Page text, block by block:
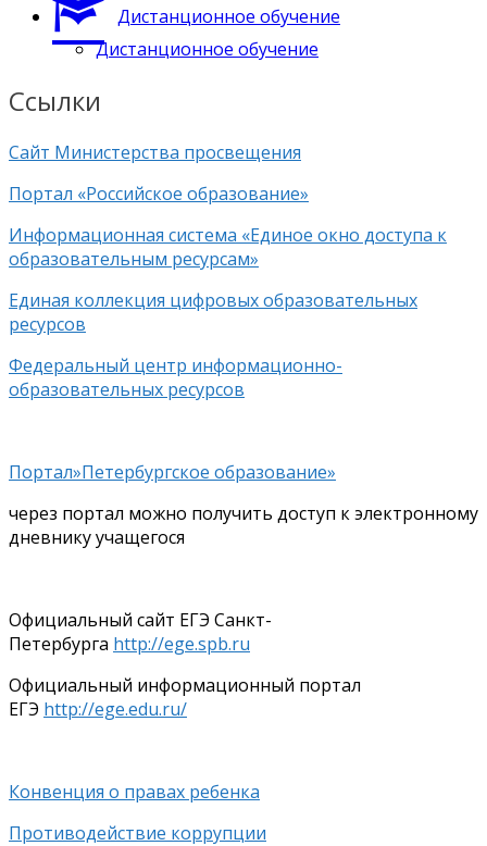
Дистанционное обучение
Дистанционное обучение
Ссылки
Сайт Министерства просвещения
Портал «Российское образование»
Информационная система «Единое окно доступа к
образовательным ресурсам»
Единая коллекция цифровых образовательных
ресурсов
Федеральный центр информационно-
образовательных ресурсов
Портал»Петербургское образование»
через портал можно получить доступ к электронному
дневнику учащегося
Официальный сайт ЕГЭ Санкт-
Петербурга http://ege.spb.ru
Официальный информационный портал
ЕГЭ http://ege.edu.ru/
Конвенция о правах ребенка
Противодействие коррупции